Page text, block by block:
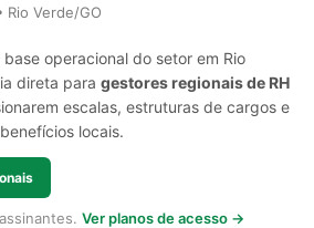
Rio Verde/GO
operacional do setor em Rio
direta para gestores regionais de RH
escalas, estruturas de cargos e
locais.
Ver planos de acesso →